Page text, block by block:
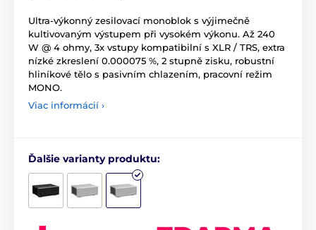
Ultra-výkonný zesilovací monoblok s výjimečně
kultivovaným výstupem při vysokém výkonu. Až 240
W @ 4 ohmy, 3x vstupy kompatibilní s XLR / TRS, extra
nízké zkreslení 0.000075 %, 2 stupně zisku, robustní
hliníkové tělo s pasivním chlazením, pracovní režim
MONO.
Viac informácií ›
Ďalšie varianty produktu: